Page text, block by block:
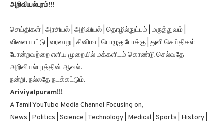
அறிவியல்புரம்!!!
செய்திகள் | அரசியல் | அறிவியல் | தொழில்நுட்பம் | மருத்துவம் |
விளையாட்டு | வரலாறு | சினிமா | பொழுதுபோக்கு | துளி செய்திகள்
போன்றவற்றை எளிய முறையில் மக்களிடம் கொண்டு செல்வதே
அறிவியல்புரத்தின் ஆவல்.
நன்றி, நல்லதே நடக்கட்டும்.
Ariviyalpuram!!!
A Tamil YouTube Media Channel Focusing on,
News | Politics | Science | Technology | Medical | Sports | History |